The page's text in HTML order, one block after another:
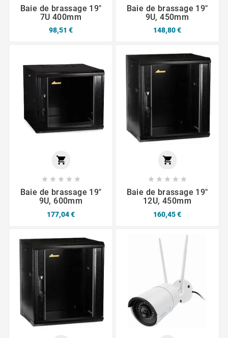
Baie de brassage 19"
7U 400mm
98,51 €
Baie de brassage 19"
9U, 450mm
148,80 €

    
Baie de brassage 19"
9U, 600mm
177,04 €

    
Baie de brassage 19"
12U, 450mm
160,45 €